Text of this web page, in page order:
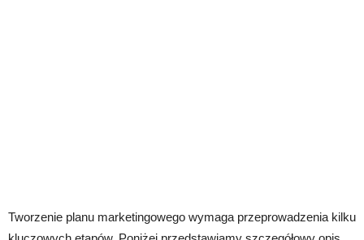
Tworzenie planu marketingowego wymaga przeprowadzenia kilku